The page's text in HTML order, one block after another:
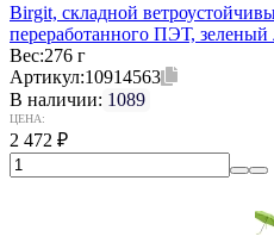
Birgit, складной
переработанного ПЭТ, зеленый
Вес:276 г
Артикул:10914563
В наличии: 1089
ЦЕНА:
2 472 ₽